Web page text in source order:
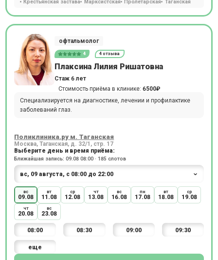
Крестьянская застава Марксистская Пролетарская Таганская
офтальмолог
4 4 отзыва
Плаксина Лилия Ришатовна
Стаж 6 лет
Стоимость приёма в клинике: 6500₽
Специализируется на диагностике, лечении и профилактике
заболеваний глаз.
Поликлиника.ру м. Таганская
Москва, Таганская, д. 32/1, стр. 17
Выберите день и время приёма:
Ближайшая запись: 09.08 08:00 · 185 слотов
вс
09.08
вт
11.08
ср
12.08
чт
13.08
вс
16.08
пн
17.08
вт
18.08
ср
19.08
чт
20.08
вс
23.08
08:00 08:30 09:00 09:30
еще